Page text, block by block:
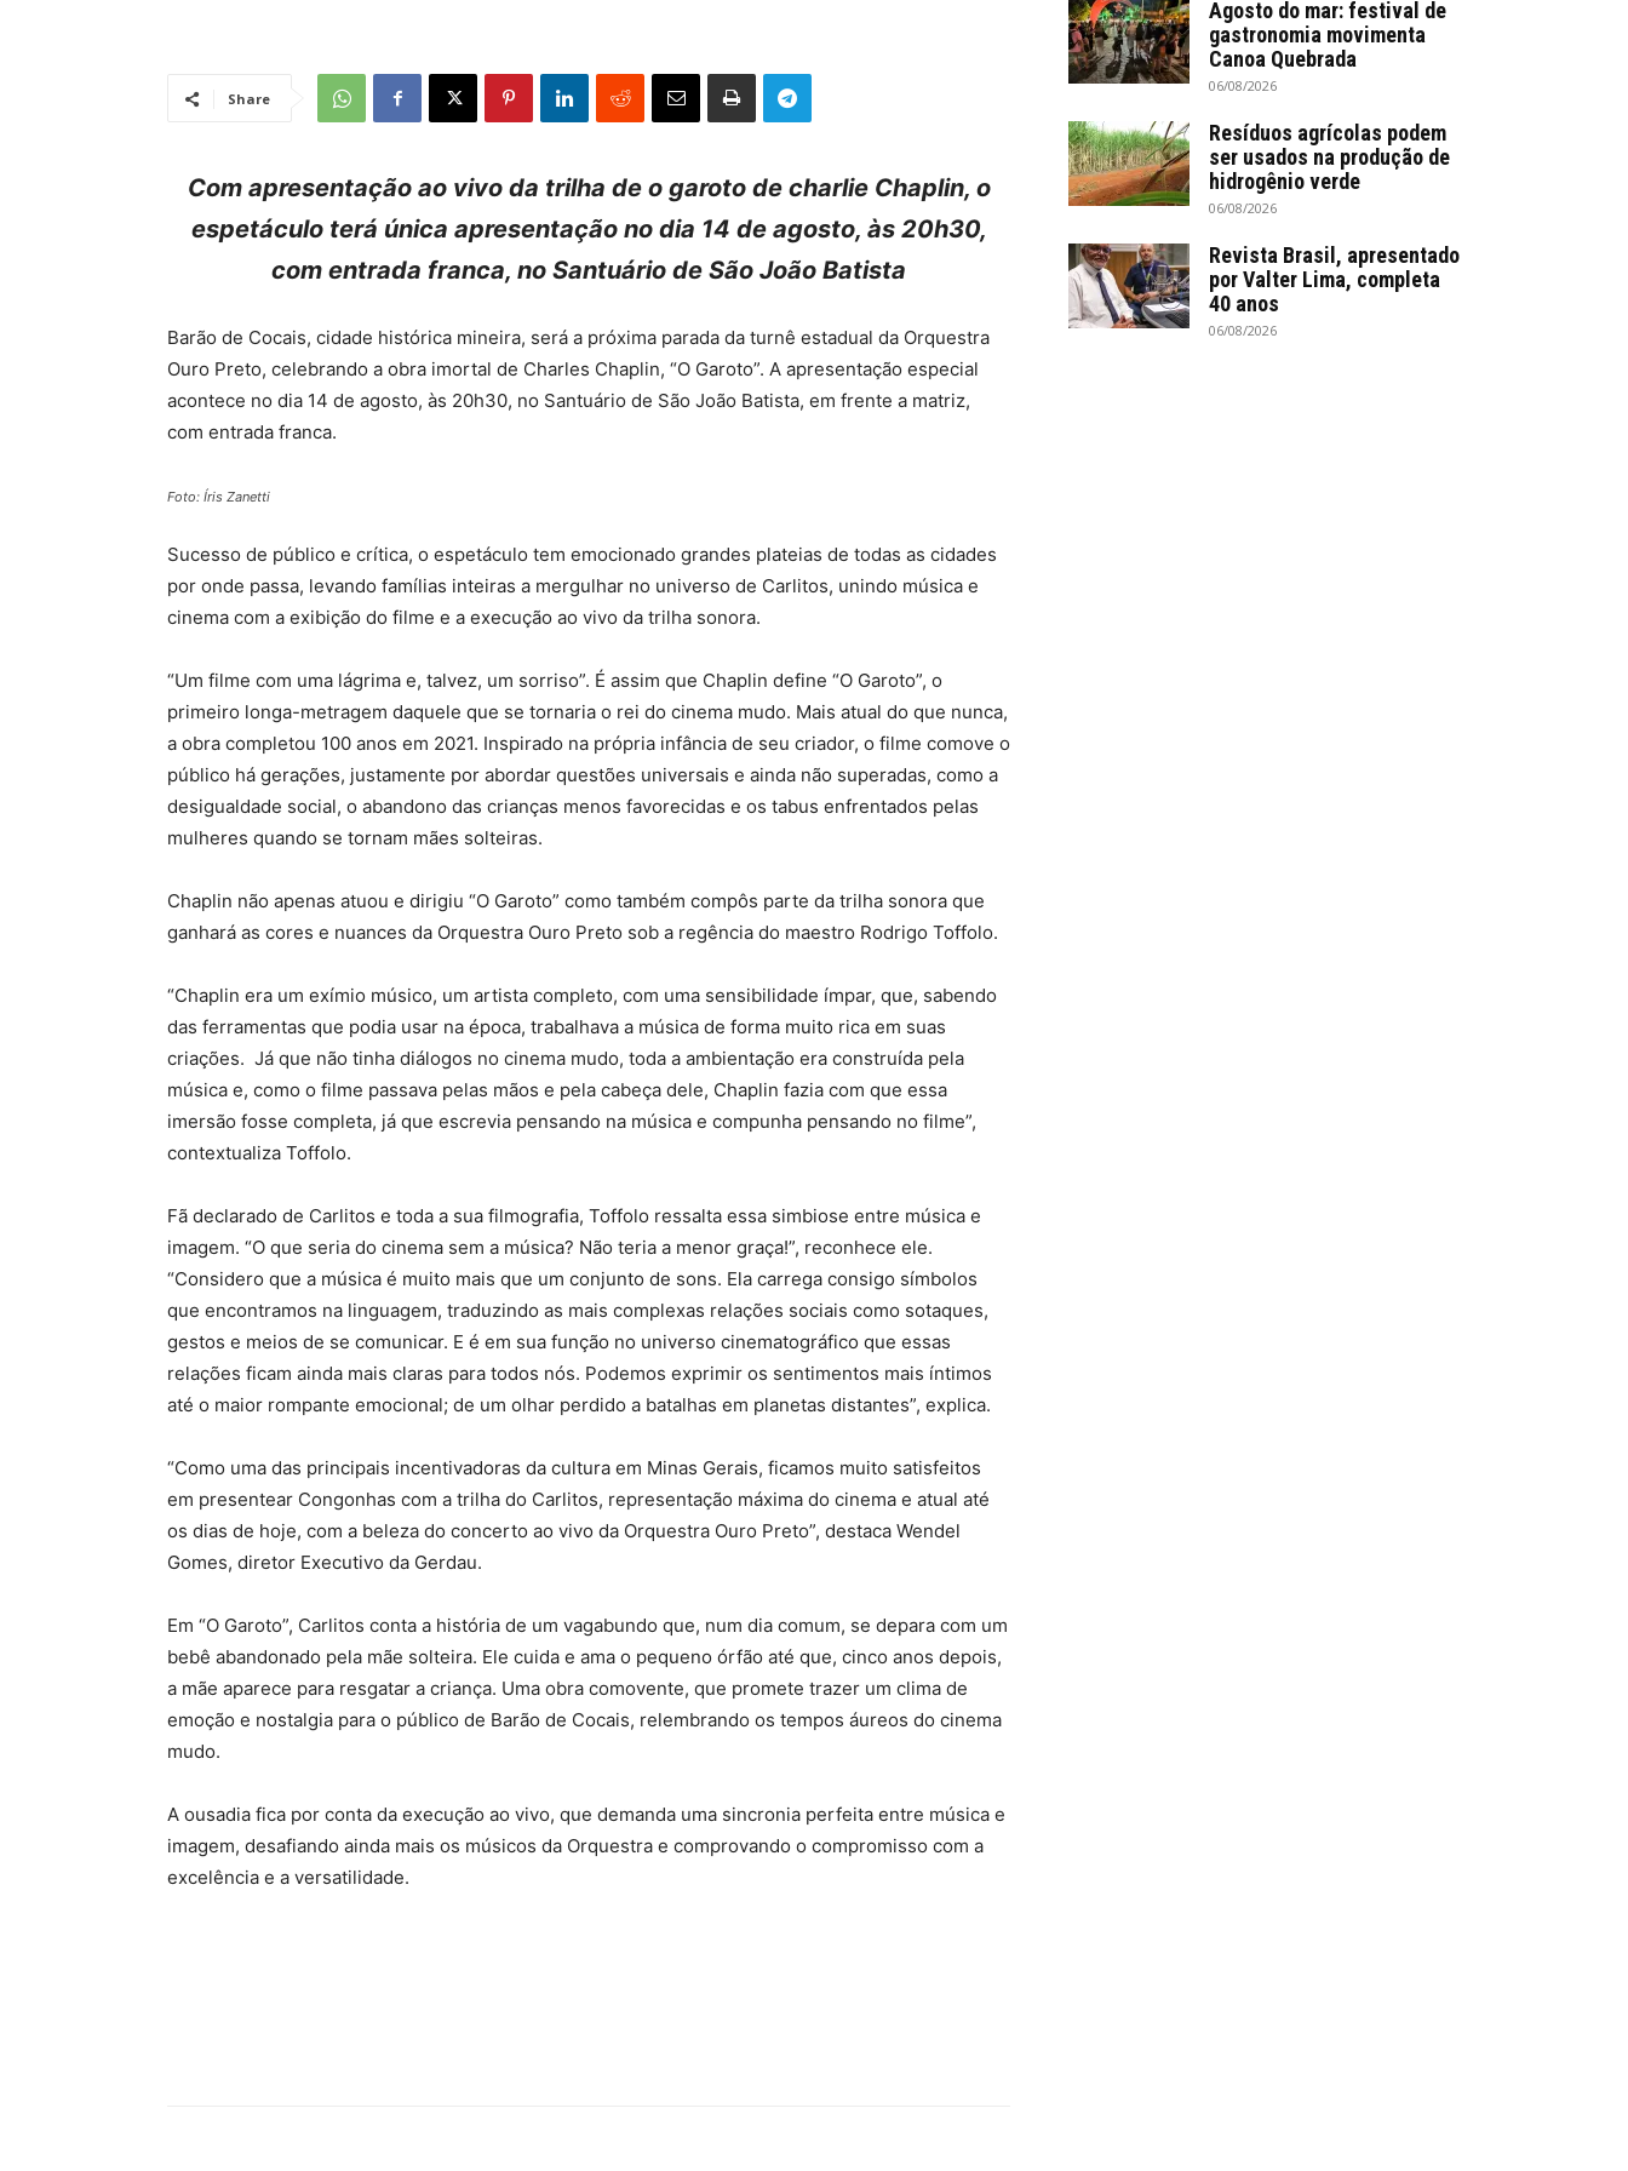
Share
Com apresentação ao vivo da trilha de o garoto de charlie Chaplin, o
espetáculo terá única apresentação no dia 14 de agosto, às 20h30,
com entrada franca, no Santuário de São João Batista
Barão de Cocais, cidade histórica mineira, será a próxima parada da turnê estadual da Orquestra
Ouro Preto, celebrando a obra imortal de Charles Chaplin, “O Garoto”. A apresentação especial
acontece no dia 14 de agosto, às 20h30, no Santuário de São João Batista, em frente a matriz,
com entrada franca.
Foto: Íris Zanetti
Sucesso de público e crítica, o espetáculo tem emocionado grandes plateias de todas as cidades
por onde passa, levando famílias inteiras a mergulhar no universo de Carlitos, unindo música e
cinema com a exibição do filme e a execução ao vivo da trilha sonora.
“Um filme com uma lágrima e, talvez, um sorriso”. É assim que Chaplin define “O Garoto”, o
primeiro longa-metragem daquele que se tornaria o rei do cinema mudo. Mais atual do que nunca,
a obra completou 100 anos em 2021. Inspirado na própria infância de seu criador, o filme comove o
público há gerações, justamente por abordar questões universais e ainda não superadas, como a
desigualdade social, o abandono das crianças menos favorecidas e os tabus enfrentados pelas
mulheres quando se tornam mães solteiras.
Chaplin não apenas atuou e dirigiu “O Garoto” como também compôs parte da trilha sonora que
ganhará as cores e nuances da Orquestra Ouro Preto sob a regência do maestro Rodrigo Toffolo.
“Chaplin era um exímio músico, um artista completo, com uma sensibilidade ímpar, que, sabendo
das ferramentas que podia usar na época, trabalhava a música de forma muito rica em suas
criações. Já que não tinha diálogos no cinema mudo, toda a ambientação era construída pela
música e, como o filme passava pelas mãos e pela cabeça dele, Chaplin fazia com que essa
imersão fosse completa, já que escrevia pensando na música e compunha pensando no filme”,
contextualiza Toffolo.
Fã declarado de Carlitos e toda a sua filmografia, Toffolo ressalta essa simbiose entre música e
imagem. “O que seria do cinema sem a música? Não teria a menor graça!”, reconhece ele.
“Considero que a música é muito mais que um conjunto de sons. Ela carrega consigo símbolos
que encontramos na linguagem, traduzindo as mais complexas relações sociais como sotaques,
gestos e meios de se comunicar. E é em sua função no universo cinematográfico que essas
relações ficam ainda mais claras para todos nós. Podemos exprimir os sentimentos mais íntimos
até o maior rompante emocional; de um olhar perdido a batalhas em planetas distantes”, explica.
“Como uma das principais incentivadoras da cultura em Minas Gerais, ficamos muito satisfeitos
em presentear Congonhas com a trilha do Carlitos, representação máxima do cinema e atual até
os dias de hoje, com a beleza do concerto ao vivo da Orquestra Ouro Preto”, destaca Wendel
Gomes, diretor Executivo da Gerdau.
Em “O Garoto”, Carlitos conta a história de um vagabundo que, num dia comum, se depara com um
bebê abandonado pela mãe solteira. Ele cuida e ama o pequeno órfão até que, cinco anos depois,
a mãe aparece para resgatar a criança. Uma obra comovente, que promete trazer um clima de
emoção e nostalgia para o público de Barão de Cocais, relembrando os tempos áureos do cinema
mudo.
A ousadia fica por conta da execução ao vivo, que demanda uma sincronia perfeita entre música e
imagem, desafiando ainda mais os músicos da Orquestra e comprovando o compromisso com a
excelência e a versatilidade.
Agosto do mar: festival de
gastronomia movimenta
Canoa Quebrada
06/08/2026
Resíduos agrícolas podem
ser usados na produção de
hidrogênio verde
06/08/2026
Revista Brasil, apresentado
por Valter Lima, completa
40 anos
06/08/2026